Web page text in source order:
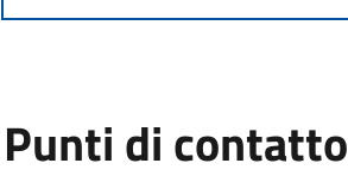
Punti di contatto